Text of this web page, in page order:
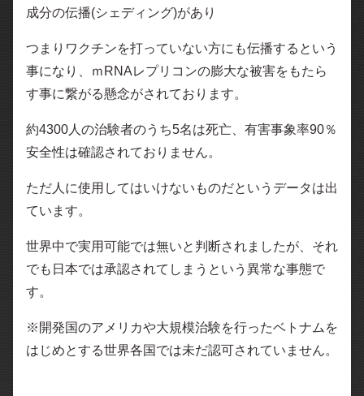
成分の伝播(シェディング)があり
つまりワクチンを打っていない方にも伝播するという
事になり、ｍRNAレプリコンの膨大な被害をもたら
す事に繋がる懸念がされております。
約4300人の治験者のうち5名は死亡、有害事象率90％
安全性は確認されておりません。
ただ人に使用してはいけないものだというデータは出
ています。
世界中で実用可能では無いと判断されましたが、それ
でも日本では承認されてしまうという異常な事態で
す。
※開発国のアメリカや大規模治験を行ったベトナムを
はじめとする世界各国では未だ認可されていません。